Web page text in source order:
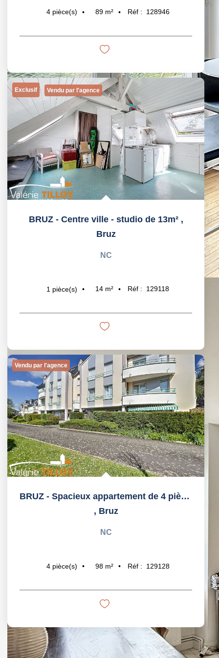
4 pièce(s) 89 m² Réf : 128946
Exclusif Vendu par l'agence
BRUZ - Centre ville - studio de 13m² ,
Bruz
NC
1 pièce(s) 14 m² Réf : 129118
Vendu par l'agence
BRUZ - Spacieux appartement de 4 pièces avec balcon et...
, Bruz
NC
4 pièce(s) 98 m² Réf : 129128